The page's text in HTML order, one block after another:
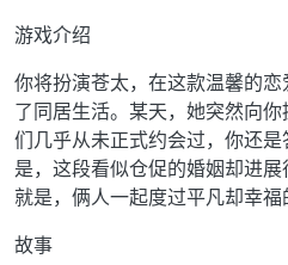
游戏介绍
你将扮演苍太，在这款温馨的
了同居生活。某天，她突然向
们几乎从未正式约会过，你还
是，这段看似仓促的婚姻却进
就是，俩人一起度过平凡却幸福
故事